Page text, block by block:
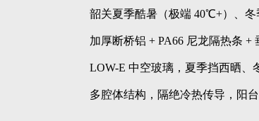
韶关夏季酷暑（极端 40℃+）、
加厚断桥铝 + PA66 尼龙隔热条 +
LOW-E 中空玻璃，夏季挡西晒、
多腔体结构，隔绝冷热传导，阳台